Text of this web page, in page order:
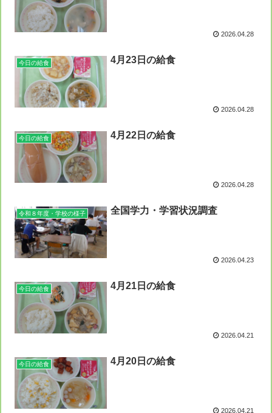
2026.04.28
今日の給食 4月23日の給食
2026.04.28
今日の給食 4月22日の給食
2026.04.28
令和８年度・学校の様子 全国学力・学習状況調査
2026.04.23
今日の給食 4月21日の給食
2026.04.21
今日の給食 4月20日の給食
2026.04.21